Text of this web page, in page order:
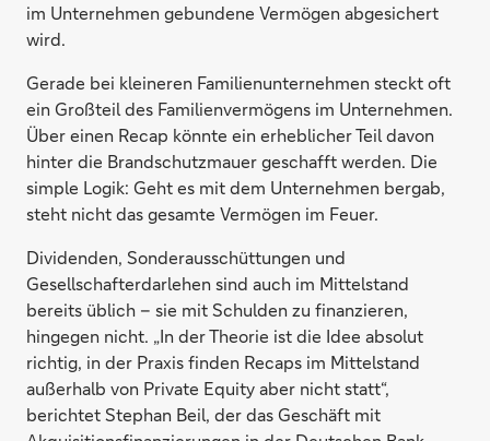
im Unternehmen gebundene Vermögen abgesichert
wird.
Gerade bei kleineren Familienunternehmen steckt oft
ein Großteil des Familienvermögens im Unternehmen.
Über einen Recap könnte ein erheblicher Teil davon
hinter die Brandschutzmauer geschafft werden. Die
simple Logik: Geht es mit dem Unternehmen bergab,
steht nicht das gesamte Vermögen im Feuer.
Dividenden, Sonderausschüttungen und
Gesellschafterdarlehen sind auch im Mittelstand
bereits üblich – sie mit Schulden zu finanzieren,
hingegen nicht. „In der Theorie ist die Idee absolut
richtig, in der Praxis finden Recaps im Mittelstand
außerhalb von Private Equity aber nicht statt“,
berichtet Stephan Beil, der das Geschäft mit